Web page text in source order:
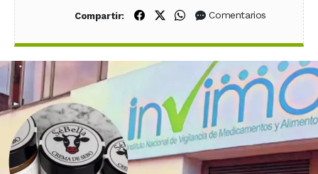
Compartir: Compartir en Facebook
Compartir en X (Twitter)
Compartir en WhatsApp
Comentarios